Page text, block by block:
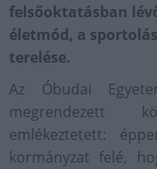
felsőoktatásban
életmód, a
terelése.
Az Óbudai
megrendezett
emlékeztetett:
kormányzat felé,